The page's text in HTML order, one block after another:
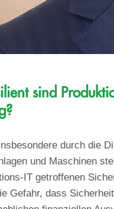
sind
durch die
und Maschinen
IT getroffenen
Gefahr, dass